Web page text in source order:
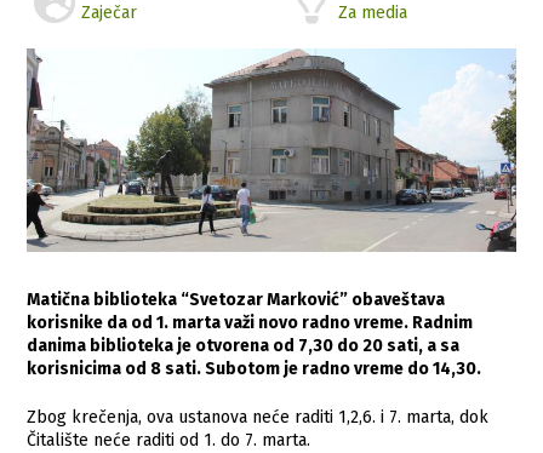
Zaječar Za media
Matična biblioteka “Svetozar Marković” obaveštava
korisnike da od 1. marta važi novo radno vreme. Radnim
danima biblioteka je otvorena od 7,30 do 20 sati, a sa
korisnicima od 8 sati. Subotom je radno vreme do 14,30.
Zbog krečenja, ova ustanova neće raditi 1,2,6. i 7. marta, dok
Čitalište neće raditi od 1. do 7. marta.